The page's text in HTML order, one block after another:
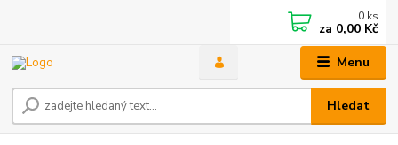
Menu
Hledat
0 ks
za 0,00 Kč